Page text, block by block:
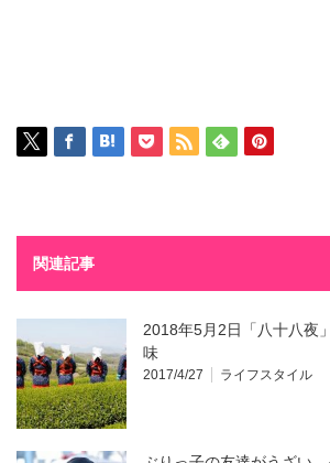
関連記事
2018年5月2日「八十八夜
味
2017/4/27 ライフスタイル